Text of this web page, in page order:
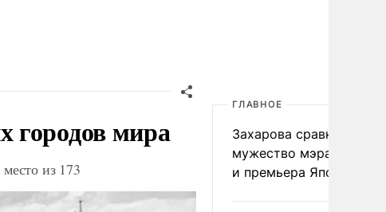
городов мира
из 173
ГЛАВНОЕ
Захарова сравнила
мужество мэра
и премьера Японии